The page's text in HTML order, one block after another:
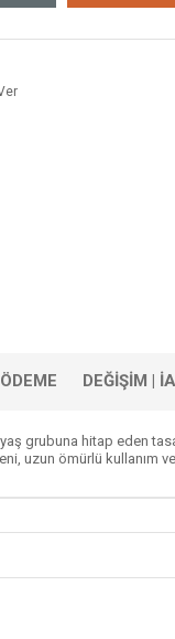
DEĞİŞİM |
grubuna hitap eden
uzun ömürlü kullanım